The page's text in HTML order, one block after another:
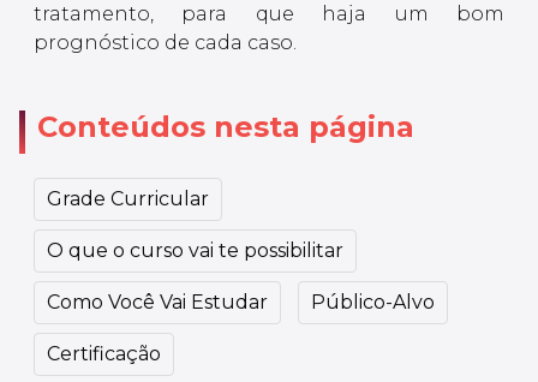
tratamento, para que haja um bom
prognóstico de cada caso.
Conteúdos nesta página
Grade Curricular
O que o curso vai te possibilitar
Como Você Vai Estudar Público-Alvo
Certificação